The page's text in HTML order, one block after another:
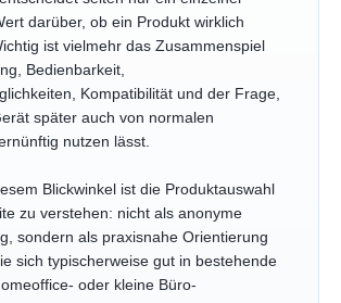
darüber, ob ein Produkt wirklich
ist vielmehr das Zusammenspiel
Bedienbarkeit,
Kompatibilität und der Frage,
später auch von normalen
nutzen lässt.
Blickwinkel ist die Produktauswahl
zu verstehen: nicht als anonyme
sondern als praxisnahe Orientierung
sich typischerweise gut in bestehende
oder kleine Büro-